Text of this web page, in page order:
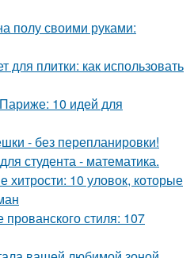
полу своими руками:
плитки: как использовать
10 идей для
- без перепланировки!
студента - математика.
хитрости: 10 уловок, которые
прованского стиля: 107